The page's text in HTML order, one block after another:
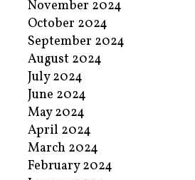
November 2024
October 2024
September 2024
August 2024
July 2024
June 2024
May 2024
April 2024
March 2024
February 2024